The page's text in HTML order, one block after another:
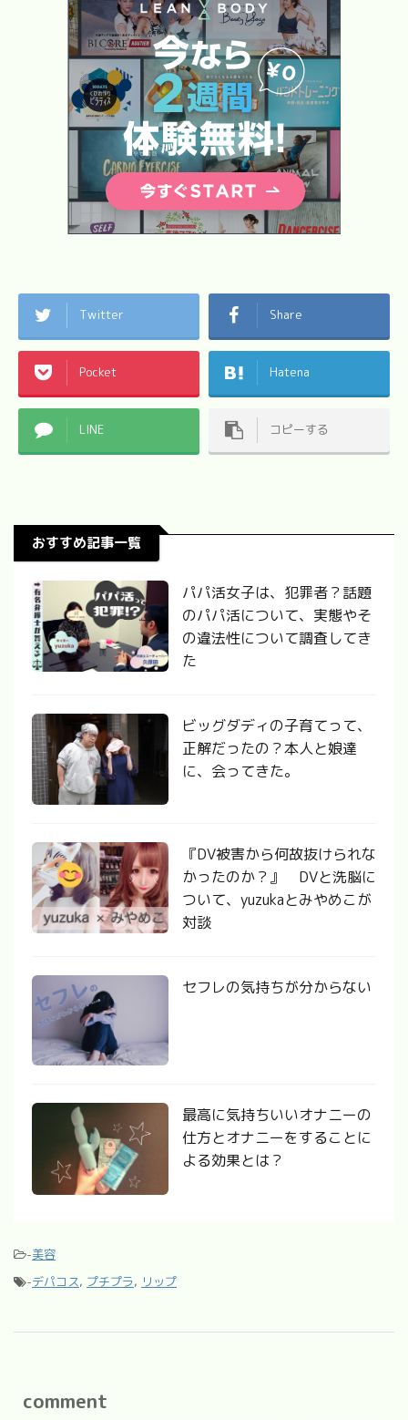
Twitter Share
Pocket Hatena
LINE コピーする
おすすめ記事一覧
パパ活女子は、犯罪者？話題
のパパ活について、実態やそ
の違法性について調査してき
た
ビッグダディの子育てって、
正解だったの？本人と娘達
に、会ってきた。
『DV被害から何故抜けられな
かったのか？』 DVと洗脳に
ついて、yuzukaとみやめこが
対談
セフレの気持ちが分からない
最高に気持ちいいオナニーの
仕方とオナニーをすることに
よる効果とは？
-美容
-デパコス, プチプラ, リップ
comment